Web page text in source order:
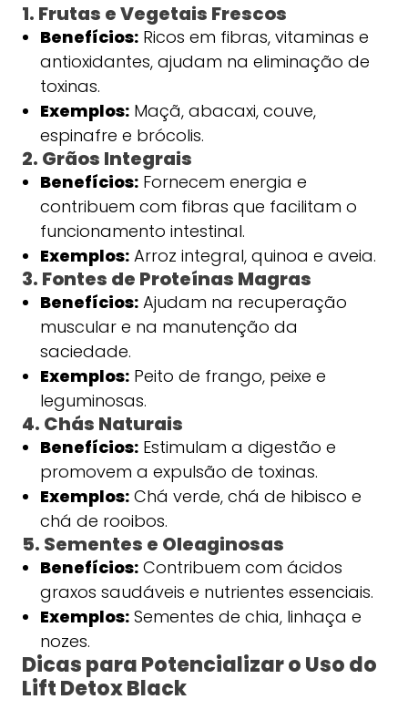
1. Frutas e Vegetais Frescos
Benefícios:Ricos em fibras, vitaminas e
antioxidantes, ajudam na eliminação de
toxinas.
Exemplos:Maçã, abacaxi, couve,
espinafre e brócolis.
2. Grãos Integrais
Benefícios:Fornecem energia e
contribuem com fibras que facilitam o
funcionamento intestinal.
Exemplos:Arroz integral, quinoa e aveia.
3. Fontes de Proteínas Magras
Benefícios:Ajudam na recuperação
muscular e na manutenção da
saciedade.
Exemplos:Peito de frango, peixe e
leguminosas.
4. Chás Naturais
Benefícios:Estimulam a digestão e
promovem a expulsão de toxinas.
Exemplos:Chá verde, chá de hibisco e
chá de rooibos.
5. Sementes e Oleaginosas
Benefícios:Contribuem com ácidos
graxos saudáveis e nutrientes essenciais.
Exemplos:Sementes de chia, linhaça e
nozes.
Dicas para Potencializar o Uso do
Lift Detox Black